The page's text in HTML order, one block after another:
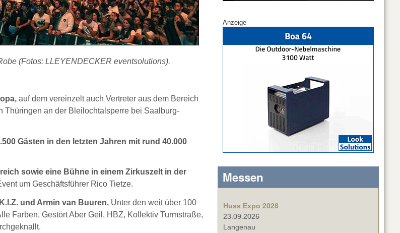
(Fotos: LLEYENDECKER eventsolutions).
auf dem vereinzelt auch Vertreter aus dem Bereich
Thüringen an der Bleilochtalsperre bei Saalburg-
Gästen in den letzten Jahren mit rund 40.000
sowie eine Bühne in einem Zirkuszelt in der
um Geschäftsführer Rico Tietze.
und Armin van Buuren. Unter den weit über 100
Farben, Gestört Aber Geil, HBZ, Kollektiv Turmstraße,
Anzeige
Messen
Huss Expo 2026
23.09.2026
Langenau